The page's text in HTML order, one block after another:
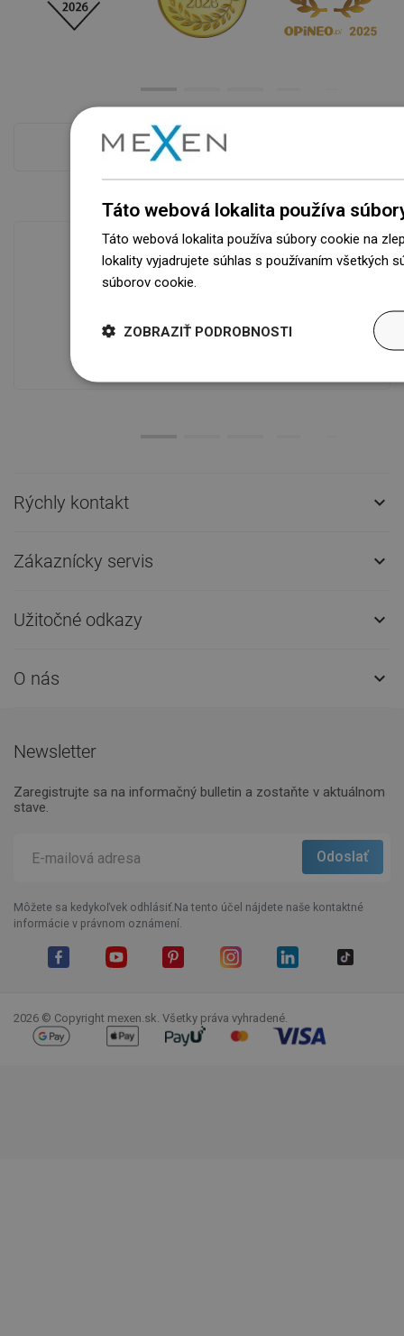
Pokladňa viac
Dostupnosť tovaru
modernom sklade.Vždy pripravený na
Rýchly kontakt 
Zákaznícky servis 
Užitočné odkazy 
O nás 
Newsletter
Zaregistrujte sa na informačný bulletin a zostaňte v aktuálnom
stave.
Môžete sa kedykoľvek odhlásiť.Na tento účel nájdete naše kontaktné
informácie v právnom oznámení.
2026 © Copyright mexen.sk. Všetky práva vyhradené.
Táto webová lokalita používa
Táto webová lokalita používa súbory cookie na
lokality vyjadrujete súhlas s používaním všetkých
súborov cookie.
ZOBRAZIŤ PODROBNOSTI